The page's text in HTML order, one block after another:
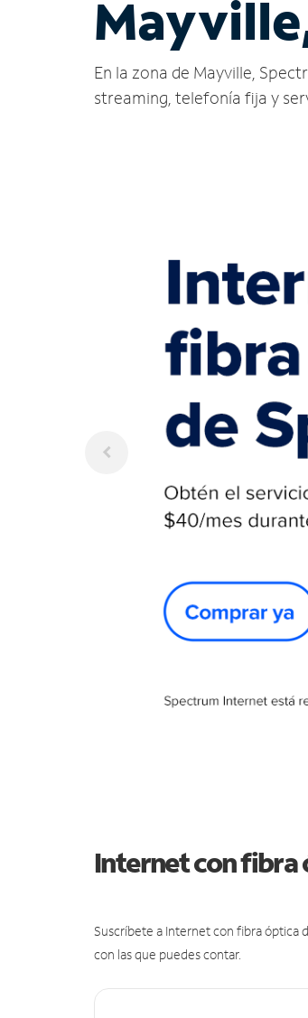
En la zona de Mayville,
streaming, telefonía fija y
Internet con fibra
Suscríbete a Internet con fibra óptica
con las que puedes contar.